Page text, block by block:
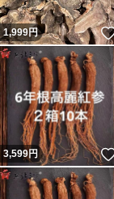
1,999円
3,599円